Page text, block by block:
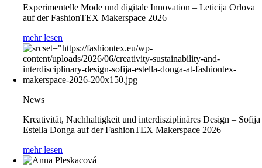
Experimentelle Mode und digitale Innovation – Leticija Orlova
auf der FashionTEX Makerspace 2026
mehr lesen
News
Kreativität, Nachhaltigkeit und interdisziplinäres Design – Sofija
Estella Donga auf der FashionTEX Makerspace 2026
mehr lesen